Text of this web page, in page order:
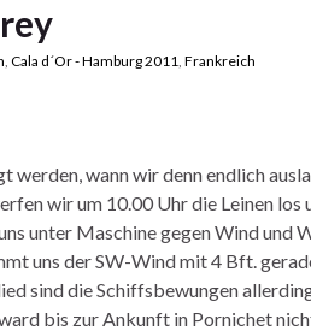
, Cala d´Or - Hamburg 2011, Frankreich
werden, wann wir denn endlich
wir um 10.00 Uhr die Leinen los
unter Maschine gegen Wind und
uns der SW-Wind mit 4 Bft.
sind die Schiffsbewungen
bis zur Ankunft in Pornichet